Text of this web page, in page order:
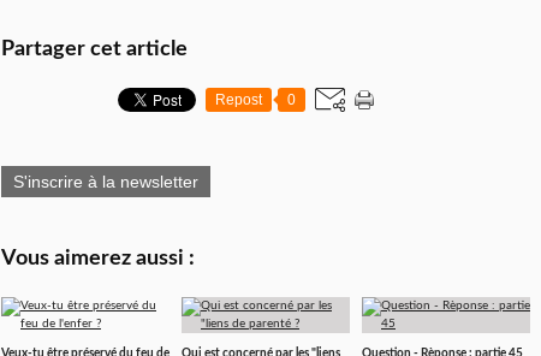
Partager cet article
Repost 0
S'inscrire à la newsletter
Vous aimerez aussi :
Veux-tu être préservé du feu de
Qui est concerné par les "liens
Question - Rèponse : partie 45